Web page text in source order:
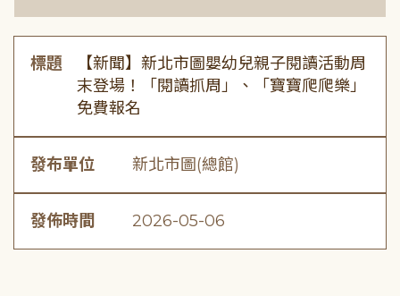
標題
【新聞】新北市圖嬰幼兒親子閱讀活動周
末登場！「閱讀抓周」、「寶寶爬爬樂」
免費報名
發布單位 新北市圖(總館)
發佈時間 2026-05-06